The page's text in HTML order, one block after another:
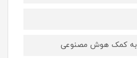
کمک هوش مصنوعی